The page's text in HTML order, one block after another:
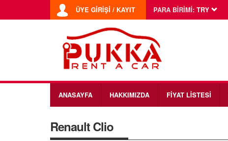
ÜYE GİRİŞİ / KAYIT PARA BİRİMİ: TRY
ANASAYFA HAKKIMIZDA FİYAT LİSTESİ
Renault Clio